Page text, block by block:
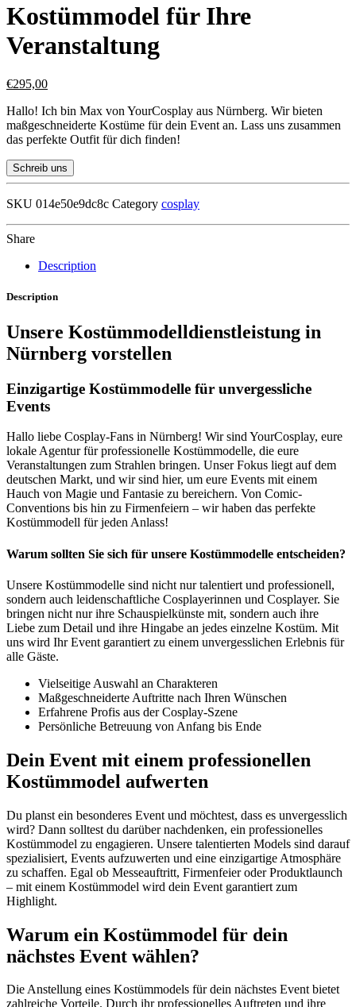
Kostümmodel für Ihre
Veranstaltung
€295,00
Hallo! Ich bin Max von YourCosplay aus Nürnberg. Wir bieten
maßgeschneiderte Kostüme für dein Event an. Lass uns zusammen
das perfekte Outfit für dich finden!
Schreib uns
SKU 014e50e9dc8c Category cosplay
Share
Description
Description
Unsere Kostümmodelldienstleistung in
Nürnberg vorstellen
Einzigartige Kostümmodelle für unvergessliche
Events
Hallo liebe Cosplay-Fans in Nürnberg! Wir sind YourCosplay, eure
lokale Agentur für professionelle Kostümmodelle, die eure
Veranstaltungen zum Strahlen bringen. Unser Fokus liegt auf dem
deutschen Markt, und wir sind hier, um eure Events mit einem
Hauch von Magie und Fantasie zu bereichern. Von Comic-
Conventions bis hin zu Firmenfeiern – wir haben das perfekte
Kostümmodell für jeden Anlass!
Warum sollten Sie sich für unsere Kostümmodelle entscheiden?
Unsere Kostümmodelle sind nicht nur talentiert und professionell,
sondern auch leidenschaftliche Cosplayerinnen und Cosplayer. Sie
bringen nicht nur ihre Schauspielkünste mit, sondern auch ihre
Liebe zum Detail und ihre Hingabe an jedes einzelne Kostüm. Mit
uns wird Ihr Event garantiert zu einem unvergesslichen Erlebnis für
alle Gäste.
Vielseitige Auswahl an Charakteren
Maßgeschneiderte Auftritte nach Ihren Wünschen
Erfahrene Profis aus der Cosplay-Szene
Persönliche Betreuung von Anfang bis Ende
Dein Event mit einem professionellen
Kostümmodel aufwerten
Du planst ein besonderes Event und möchtest, dass es unvergesslich
wird? Dann solltest du darüber nachdenken, ein professionelles
Kostümmodel zu engagieren. Unsere talentierten Models sind darauf
spezialisiert, Events aufzuwerten und eine einzigartige Atmosphäre
zu schaffen. Egal ob Messeauftritt, Firmenfeier oder Produktlaunch
– mit einem Kostümmodel wird dein Event garantiert zum
Highlight.
Warum ein Kostümmodel für dein
nächstes Event wählen?
Die Anstellung eines Kostümmodels für dein nächstes Event bietet
zahlreiche Vorteile. Durch ihr professionelles Auftreten und ihre